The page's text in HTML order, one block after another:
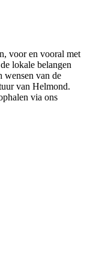
voor en vooral met
lokale belangen
wensen van de
van Helmond.
via ons